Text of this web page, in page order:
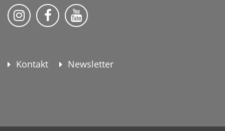
KEB Bildung Leben auf Instagram
KEB Bildung Leben auf Facebook
KEB Bildung Leben auf
Kontakt Newsletter